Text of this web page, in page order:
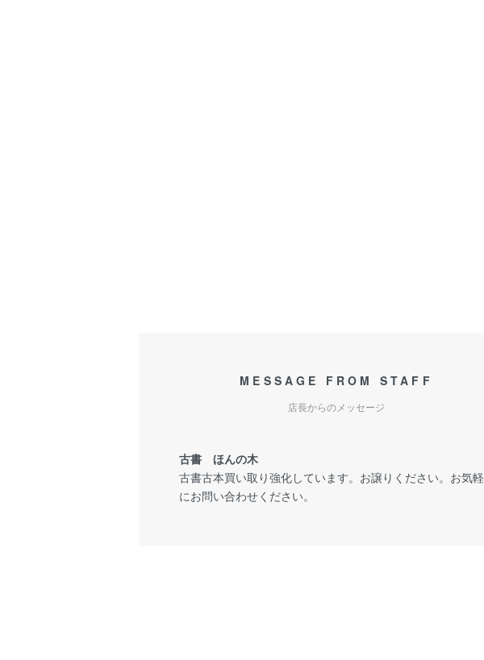
MESSAGE FROM STAFF
店長からのメッセージ
古書 ほんの木
古書古本買い取り強化しています。お譲りください。お気軽
にお問い合わせください。